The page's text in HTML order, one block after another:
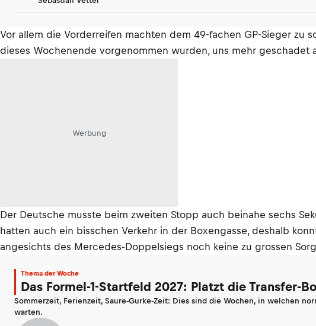
Vor allem die Vorderreifen machten dem 49-fachen GP-Sieger
dieses Wochenende vorgenommen wurden, uns mehr
Werbung
Der Deutsche musste beim zweiten Stopp auch beinahe sechs
hatten auch ein bisschen Verkehr in der Boxengasse, deshalb
angesichts des Mercedes-Doppelsiegs noch keine zu grossen
Thema der Woche
Das Formel-1-Startfeld 2027: Platzt die Transfer-
Sommerzeit, Ferienzeit, Saure-Gurke-Zeit: Dies sind die Wochen, in welchen
warten.